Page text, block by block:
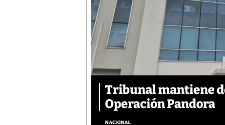
Tribunal mantiene
Operación Pandora
NACIONAL